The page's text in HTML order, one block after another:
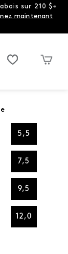
sur 210 $+
maintenant
5,5
7,5
9,5
12,0